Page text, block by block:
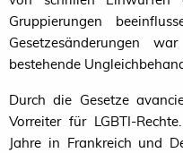
Gruppierungen
Gesetzesänderungen
bestehende
Durch die Gesetze
Vorreiter für LGBTI-
Jahre in Frankreich und